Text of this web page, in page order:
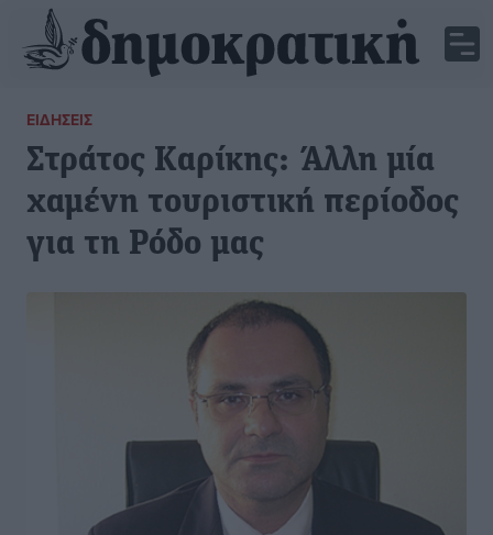
ΕΙΔΉΣΕΙΣ
Στράτος Καρίκης: Άλλη μία
χαμένη τουριστική περίοδος
για τη Ρόδο μας